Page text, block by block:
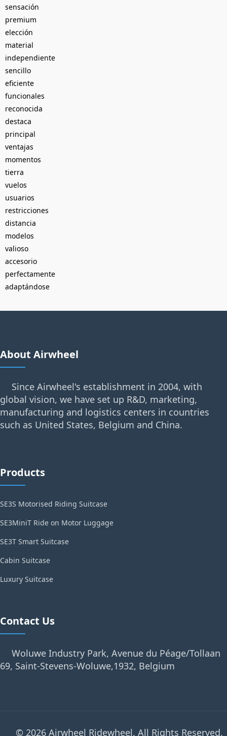
sensación
premium
elección
material
independiente
sencillo
eficiente
funcionales
reconocida
destaca
principal
ventajas
momentos
tierra
vuelos
usuarios
restricciones
distancia
modelos
valioso
accesorio
perfectamente
adaptándose
About Airwheel
Since Airwheel's establishment in 2004, with
global vision, we have set up R&D, marketing,
manufacturing and logistics centers in countries
such as United States, Belgium and China.
Products
SE3S Motorised Riding Suitcase
SE3MiniT Ride on Motor Luggage
SE3T Smart Suitcase
Cabin Suitcase
Luxury Suitcase
Contact Us
Woluwe Industry Park, Avenue du Péage/Tollaan
69, Saint-Stevens-Woluwe,1932, Belgium
© 2026 Airwheel Ridewheel. All Rights Reserved.